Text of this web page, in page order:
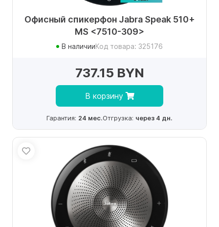
Офисный спикерфон Jabra Speak 510+
MS <7510-309>
В наличииКод товара: 325176
737.15 BYN
В корзину
Гарантия: 24 мес.Отгрузка: через 4 дн.